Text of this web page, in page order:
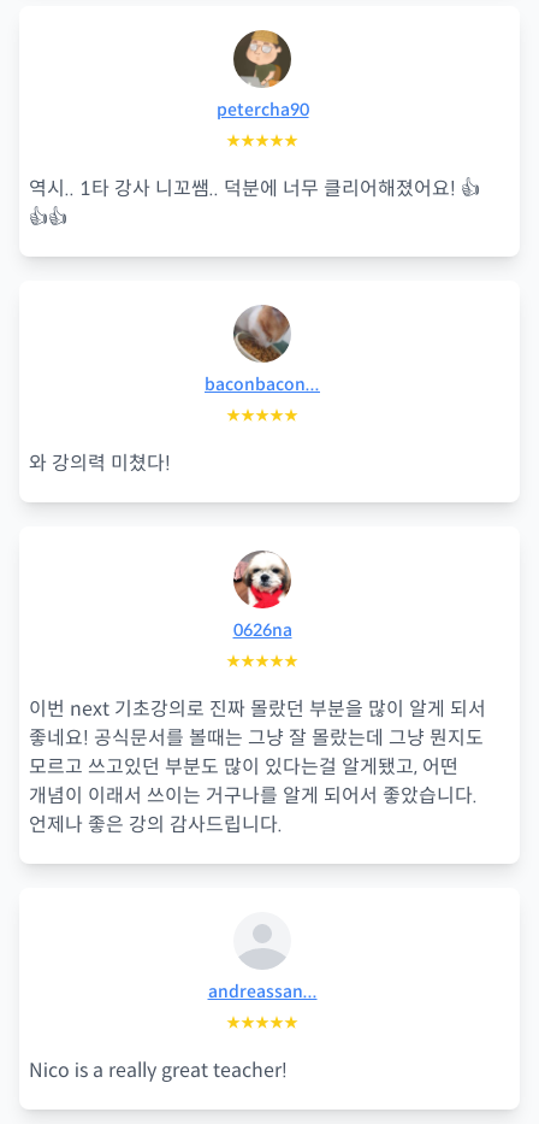
petercha90
★★★★★
역시.. 1타 강사 니꼬쌤.. 덕분에 너무 클리어해졌어요! 👍
👍👍
baconbacon...
★★★★★
와 강의력 미쳤다!
0626na
★★★★★
이번 next 기초강의로 진짜 몰랐던 부분을 많이 알게 되서
좋네요! 공식문서를 볼때는 그냥 잘 몰랐는데 그냥 뭔지도
모르고 쓰고있던 부분도 많이 있다는걸 알게됐고, 어떤
개념이 이래서 쓰이는 거구나를 알게 되어서 좋았습니다.
언제나 좋은 강의 감사드립니다.
andreassan...
★★★★★
Nico is a really great teacher!